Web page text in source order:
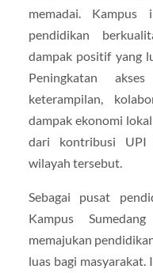
memadai.
pendidikan
dampak positif yang
Peningkatan
keterampilan,
dampak ekonomi
dari kontribusi UPI
wilayah tersebut.
Sebagai pusat
Kampus
memajukan
luas bagi